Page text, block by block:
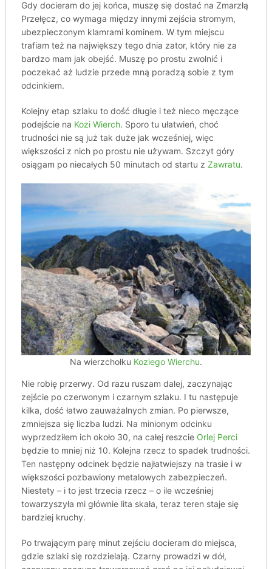
Gdy docieram do jej końca, muszę się dostać na Zmarzłą
Przełęcz, co wymaga między innymi zejścia stromym,
ubezpieczonym klamrami kominem. W tym miejscu
trafiam też na największy tego dnia zator, który nie za
bardzo mam jak obejść. Muszę po prostu zwolnić i
poczekać aż ludzie przede mną poradzą sobie z tym
odcinkiem.
Kolejny etap szlaku to dość długie i też nieco męczące
podejście na Kozi Wierch. Sporo tu ułatwień, choć
trudności nie są już tak duże jak wcześniej, więc
większości z nich po prostu nie używam. Szczyt góry
osiągam po niecałych 50 minutach od startu z Zawratu.
Na wierzchołku Koziego Wierchu.
Nie robię przerwy. Od razu ruszam dalej, zaczynając
zejście po czerwonym i czarnym szlaku. I tu następuje
kilka, dość łatwo zauważalnych zmian. Po pierwsze,
zmniejsza się liczba ludzi. Na minionym odcinku
wyprzedziłem ich około 30, na całej reszcie Orlej Perci
będzie to mniej niż 10. Kolejna rzecz to spadek trudności.
Ten następny odcinek będzie najłatwiejszy na trasie i w
większości pozbawiony metalowych zabezpieczeń.
Niestety – i to jest trzecia rzecz – o ile wcześniej
towarzyszyła mi głównie lita skała, teraz teren staje się
bardziej kruchy.
Po trwającym parę minut zejściu docieram do miejsca,
gdzie szlaki się rozdzielają. Czarny prowadzi w dół,